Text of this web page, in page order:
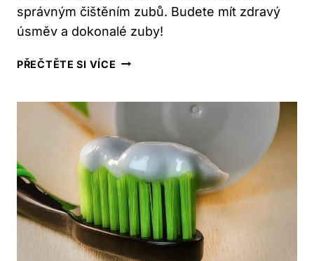
správným čištěním zubů. Budete mít zdravý
úsměv a dokonalé zuby!
PŘEČTĚTE SI VÍCE SLAVKOV
–
PRŮVODCE
PRO
VÁS!